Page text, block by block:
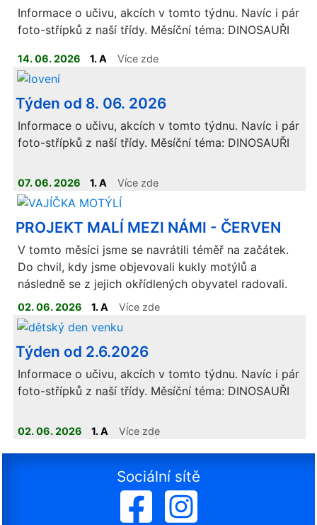
Informace o učivu, akcích v tomto týdnu. Navíc i pár
foto-střípků z naší třídy. Měsíční téma: DINOSAUŘI
14. 06. 2026 1. A Více zde
Týden od 8. 06. 2026
Informace o učivu, akcích v tomto týdnu. Navíc i pár
foto-střípků z naší třídy. Měsíční téma: DINOSAUŘI
ELEKTRONICKÁ VERZE UČEBNIC JE K DISPOZICI
níže na sekci INTERAKTIVNÍ VÝUKA.
07. 06. 2026 1. A Více zde
PROJEKT MALÍ MEZI NÁMI - ČERVEN
V tomto měsíci jsme se navrátili téměř na začátek.
Do chvil, kdy jsme objevovali kukly motýlů a
následně se z jejich okřídlených obyvatel radovali.
02. 06. 2026 1. A Více zde
Týden od 2.6.2026
Informace o učivu, akcích v tomto týdnu. Navíc i pár
foto-střípků z naší třídy. Měsíční téma: DINOSAUŘI
níže na sekci INTERAKTIVNÍ VÝUKA.
02. 06. 2026 1. A Více zde
Sociální sítě